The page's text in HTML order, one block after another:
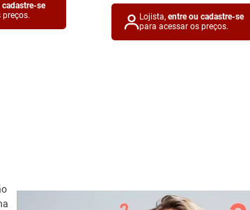
se
preços.
Lojista, entre ou cadastre-se
para acessar os preços.